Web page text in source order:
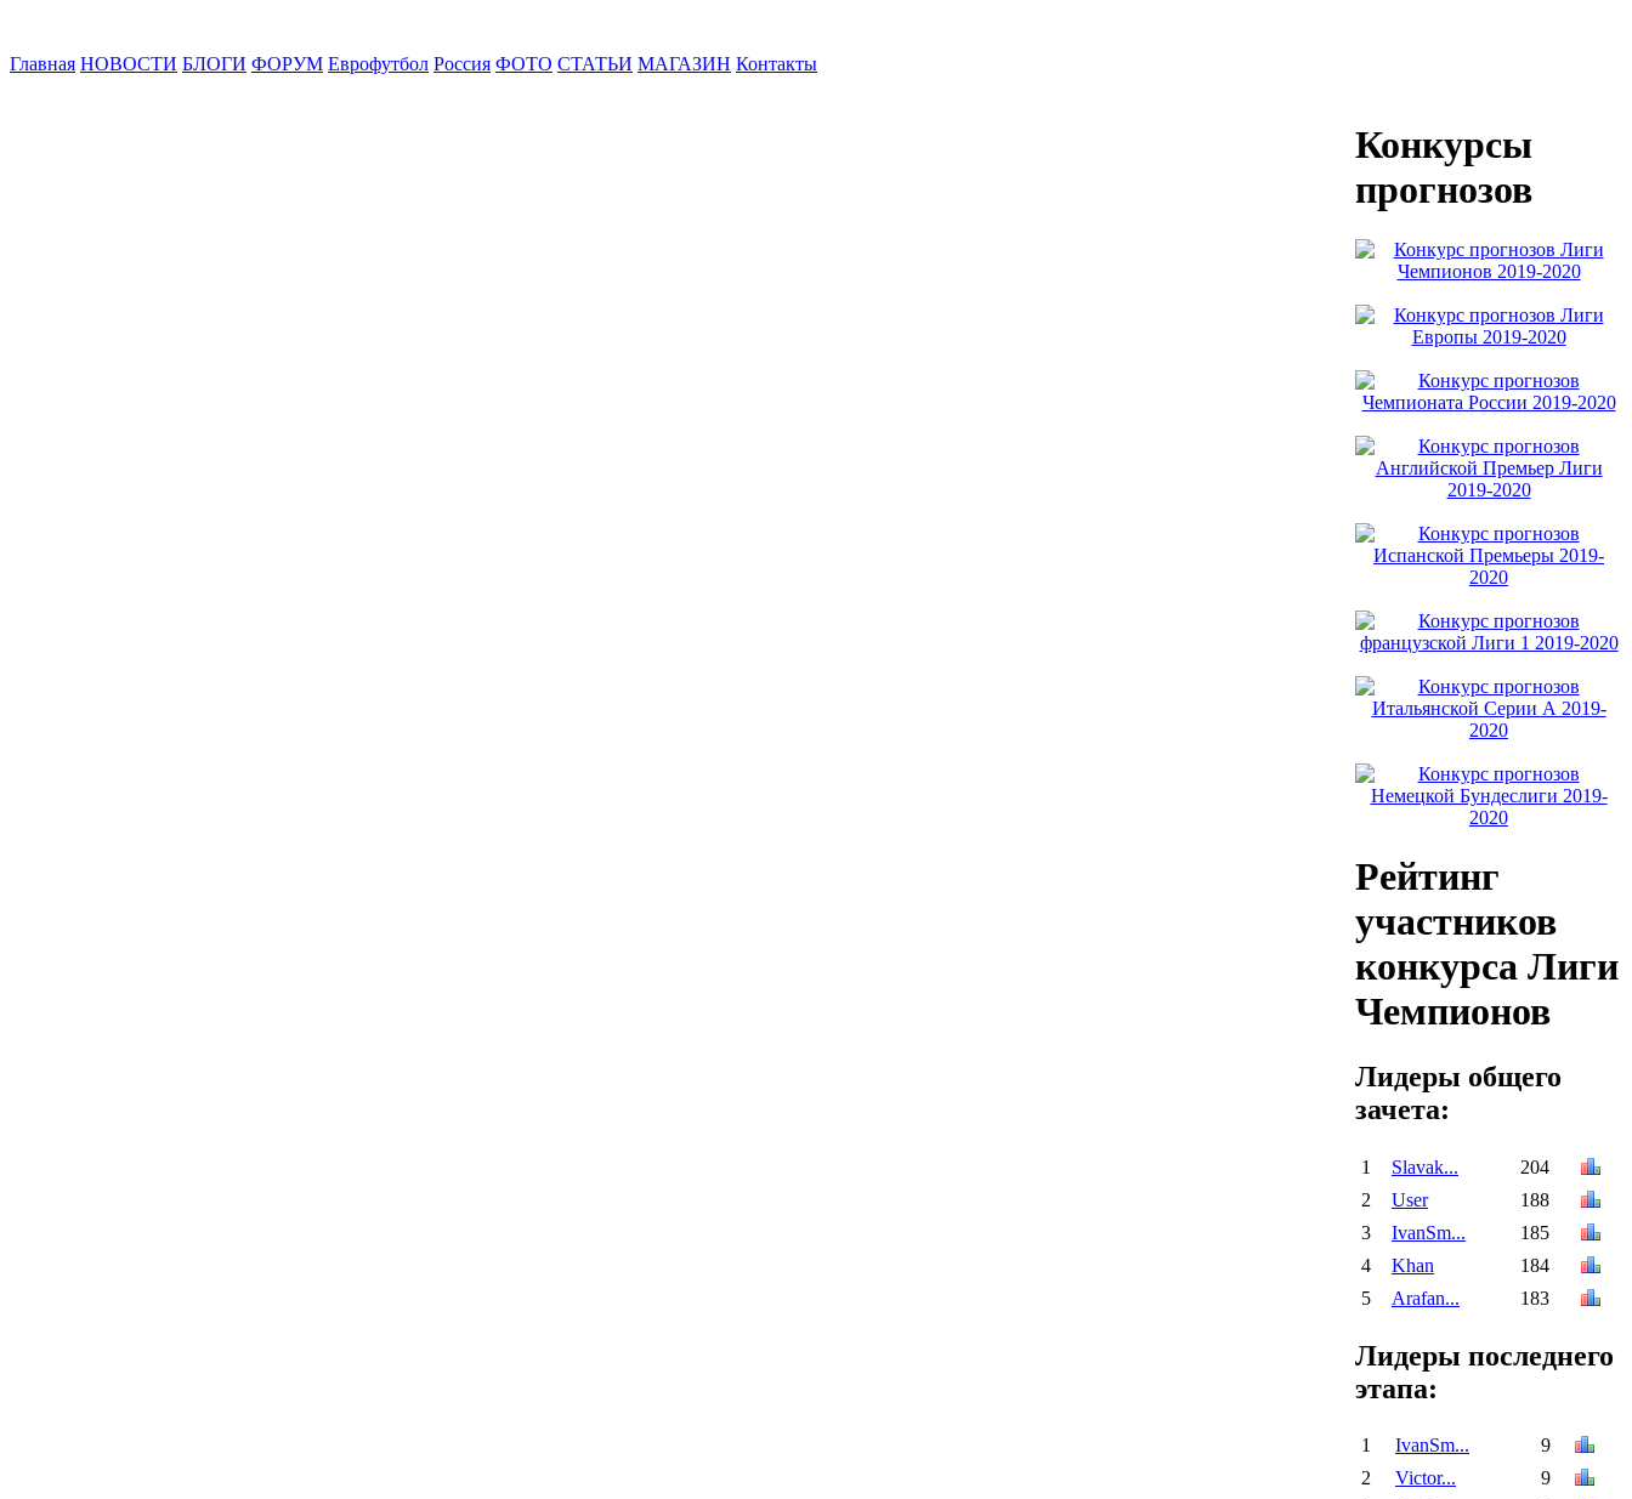
Главная НОВОСТИ БЛОГИ ФОРУМ Еврофутбол Россия ФОТО СТАТЬИ МАГАЗИН Контакты
Конкурсы
прогнозов
Рейтинг
участников
конкурса Лиги
Чемпионов
Лидеры общего
зачета:
1 Slavak...
204
2
User
188
3
IvanSm...
185
4
Khan
184
5
Arafan... 183
Лидеры последнего
этапа:
1 IvanSm...
9
2
Victor...
9